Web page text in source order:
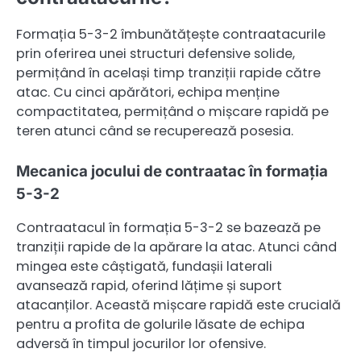
Formația 5-3-2 îmbunătățește contraatacurile
prin oferirea unei structuri defensive solide,
permițând în același timp tranziții rapide către
atac. Cu cinci apărători, echipa menține
compactitatea, permițând o mișcare rapidă pe
teren atunci când se recuperează posesia.
Mecanica jocului de contraatac în formația
5-3-2
Contraatacul în formația 5-3-2 se bazează pe
tranziții rapide de la apărare la atac. Atunci când
mingea este câștigată, fundașii laterali
avansează rapid, oferind lățime și suport
atacanților. Această mișcare rapidă este crucială
pentru a profita de golurile lăsate de echipa
adversă în timpul jocurilor lor ofensive.